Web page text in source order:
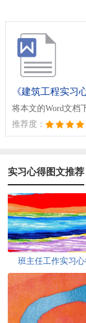
《建筑工程实习
将本文的Word文档
推荐度：
实习心得图文推荐
班主任工作实习